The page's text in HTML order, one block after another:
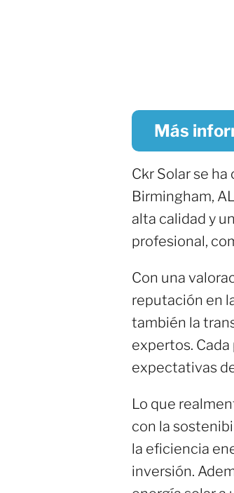
Más
Ckr Solar se
Birmingham,
alta calidad y
profesional,
Con una
reputación en
también la
expertos.
expectativas
Lo que
con la
la eficiencia
inversión.